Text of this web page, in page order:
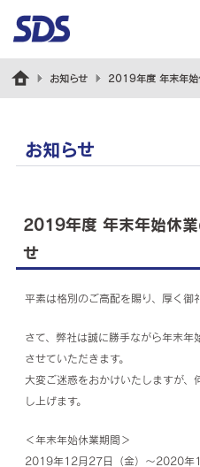
お知らせ 2019年度 年末年始
お知らせ
2019年度 年末年始休業
せ
平素は格別のご高配を賜り、厚く御
さて、弊社は誠に勝手ながら年末年
させていただきます。
大変ご迷惑をおかけいたしますが、
し上げます。
＜年末年始休業期間＞
2019年12月27日（金）～2020年1